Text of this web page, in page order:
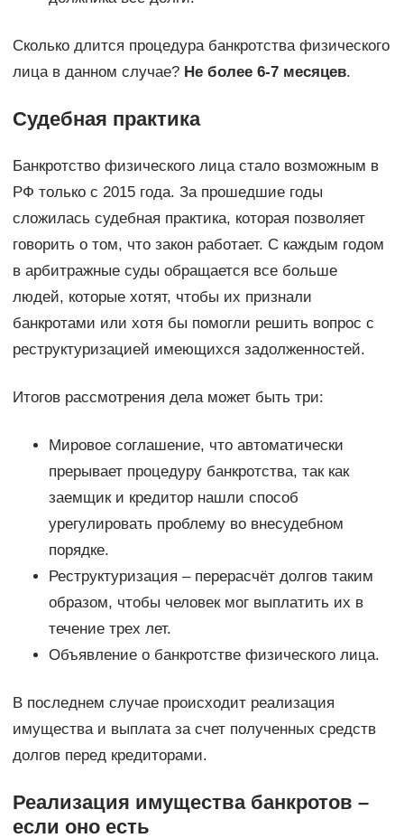
Сколько длится процедура банкротства физического
лица в данном случае? Не более 6-7 месяцев.
Судебная практика
Банкротство физического лица стало возможным в
РФ только с 2015 года. За прошедшие годы
сложилась судебная практика, которая позволяет
говорить о том, что закон работает. С каждым годом
в арбитражные суды обращается все больше
людей, которые хотят, чтобы их признали
банкротами или хотя бы помогли решить вопрос с
реструктуризацией имеющихся задолженностей.
Итогов рассмотрения дела может быть три:
Мировое соглашение, что автоматически
прерывает процедуру банкротства, так как
заемщик и кредитор нашли способ
урегулировать проблему во внесудебном
порядке.
Реструктуризация – перерасчёт долгов таким
образом, чтобы человек мог выплатить их в
течение трех лет.
Объявление о банкротстве физического лица.
В последнем случае происходит реализация
имущества и выплата за счет полученных средств
долгов перед кредиторами.
Реализация имущества банкротов –
если оно есть